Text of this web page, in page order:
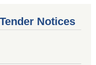
Notices